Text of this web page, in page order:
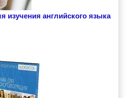
английского языка